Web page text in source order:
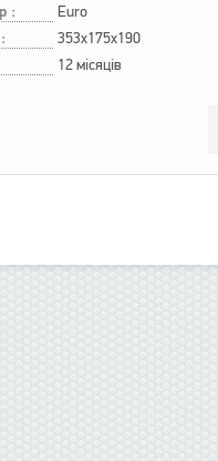
:
Euro
353x175x190
12 місяців